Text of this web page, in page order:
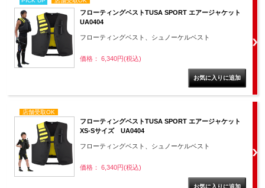
フローティングベストTUSA SPORT エアージャケット
UA0404
フローティングベスト、シュノーケルベスト
価格： 6,340円(税込)
店舗受取OK
フローティングベストTUSA SPORT エアージャケット
XS-Sサイズ UA0404
フローティングベスト、シュノーケルベスト
価格： 6,340円(税込)